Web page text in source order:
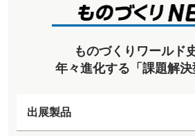
ものづくりワールド
年々進化する「課題解決
出展製品